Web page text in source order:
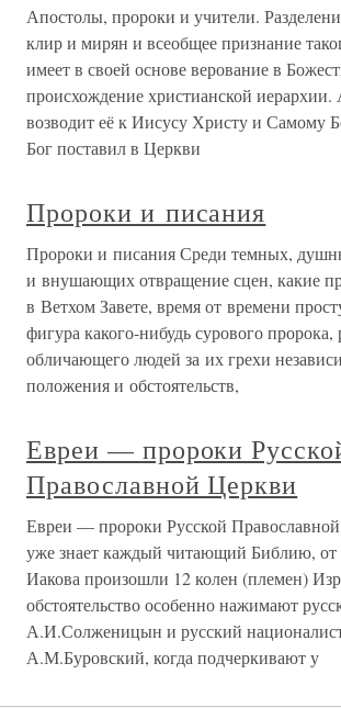
Апостолы, пророки и учители.
клир и мирян и всеобщее признание
имеет в своей основе верование в
происхождение христианской
возводит её к Иисусу Христу и Самому
Бог поставил в Церкви
Пророки и писания
Пророки и писания Среди темных,
и внушающих отвращение сцен, какие
в Ветхом Завете, время от времени
фигура какого-нибудь сурового пророка,
обличающего людей за их грехи
положения и обстоятельств,
Евреи — пророки
Православной Церкви
Евреи — пророки Русской
уже знает каждый читающий Библию, от
Иакова произошли 12 колен (племен)
обстоятельство особенно нажимают
А.И.Солженицын и русский
А.М.Буровский, когда подчеркивают у